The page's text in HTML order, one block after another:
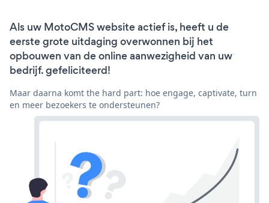
Als uw MotoCMS website actief is, heeft u de
eerste grote uitdaging overwonnen bij het
opbouwen van de online aanwezigheid van uw
bedrijf. gefeliciteerd!
Maar daarna komt the hard part: hoe engage, captivate, turn
en meer bezoekers te ondersteunen?